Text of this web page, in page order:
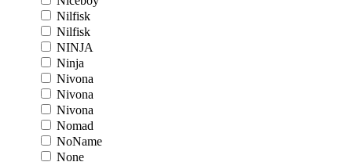
Nilfisk
Nilfisk
NINJA
Ninja
Nivona
Nivona
Nivona
Nomad
NoName
None